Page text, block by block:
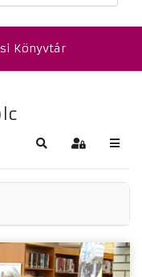
Könyvtár
Keresés